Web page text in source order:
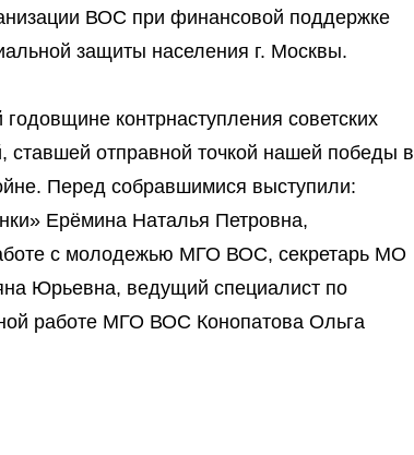
ВОС при финансовой поддержке
защиты населения г. Москвы.
контрнаступления советских
ставшей отправной точкой нашей победы в
Перед собравшимися выступили:
Ерёмина Наталья Петровна,
с молодежью МГО ВОС, секретарь МО
Юрьевна, ведущий специалист по
работе МГО ВОС Конопатова Ольга